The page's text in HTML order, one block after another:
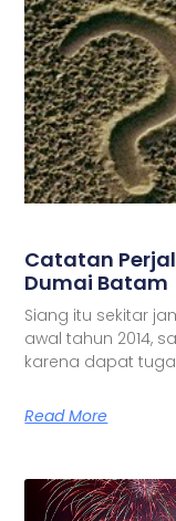
Catatan
Dumai Batam
Siang itu sekitar
awal tahun 2014,
karena dapat
Read More